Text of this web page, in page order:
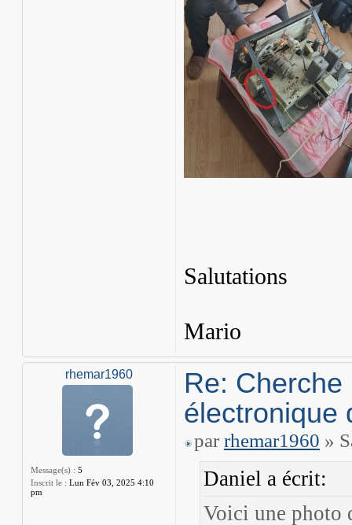
Salutations
Mario
rhemar1960
Message(s) : 5
Inscrit le : Lun Fév 03, 2025 4:10
pm
Re:
électronique
par rhemar1960 »
Daniel a écrit:
Voici une photo